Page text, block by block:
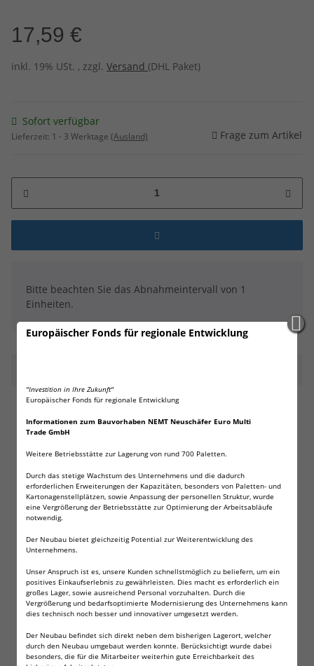
Europäischer Fonds für regionale Entwicklung
"Investition in Ihre Zukunft"
Europäischer Fonds für regionale Entwicklung
Informationen zum Bauvorhaben NEMT Neuschäfer Euro Multi
Trade GmbH
Weitere Betriebsstätte zur Lagerung von rund 700 Paletten.
Durch das stetige Wachstum des Unternehmens und die dadurch
erforderlichen Erweiterungen der Kapazitäten, besonders von Paletten- und
Kartonagenstellplätzen, sowie Anpassung der personellen Struktur, wurde
eine Vergrößerung der Betriebsstätte zur Optimierung der Arbeitsabläufe
notwendig.
Der Neubau bietet gleichzeitig Potential zur Weiterentwicklung des
Unternehmens.
Unser Anspruch ist es, unsere Kunden schnellstmöglich zu beliefern, um ein
positives Einkaufserlebnis zu gewährleisten. Dies macht es erforderlich ein
großes Lager, sowie ausreichend Personal vorzuhalten. Durch die
Vergrößerung und bedarfsoptimierte Modernisierung des Unternehmens kann
dies technisch noch besser und innovativer umgesetzt werden.
Der Neubau befindet sich direkt neben dem bisherigen Lagerort, welcher
durch den Neubau umgebaut werden konnte. Berücksichtigt wurde dabei
besonders, die für die Mitarbeiter weiterhin gute Erreichbarkeit des
17,59 €
inkl. 19% USt. , zzgl. Versand (DHL Paket)
Sofort verfügbar
Lieferzeit: 1 - 3 Werktage (Ausland) Frage zum Artikel
Bitte beachten Sie das Abnahmeintervall von 1
Einheiten.
Qualitätsbatterie
Die professionelle Hochleistungs-Alkalinezelle von VARTA.
professionell industriellen Bereich.
"Made in Germany"
Typ AA Mignon
(auch als LF1500, FR6 bezeichnet)
professionelle Hochleistungs-Alkalinezelle!
lange Lagerfähigkeit von 10 Jahren
Wichtig: Nicht wiederaufladbar!
Effiziente Funktion über einen weiten